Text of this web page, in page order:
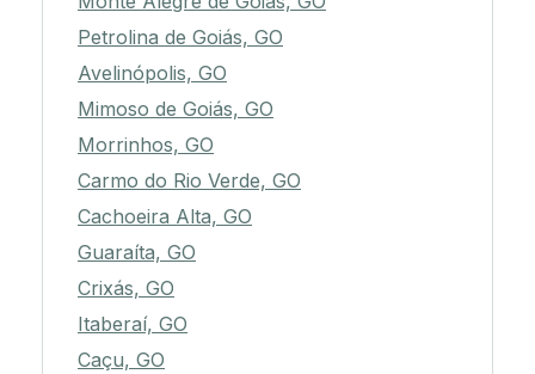
Petrolina de Goiás, GO
Avelinópolis, GO
Mimoso de Goiás, GO
Morrinhos, GO
Carmo do Rio Verde, GO
Cachoeira Alta, GO
Guaraíta, GO
Crixás, GO
Itaberaí, GO
Caçu, GO